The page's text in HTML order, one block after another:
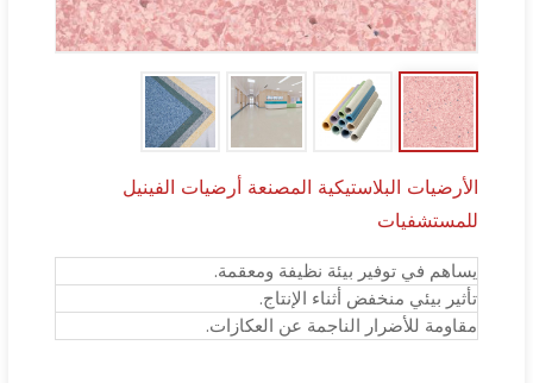
الأرضيات البلاستيكية المصنعة أرضيات الفينيل
للمستشفيات
يساهم في توفير بيئة نظيفة ومعقمة.
تأثير بيئي منخفض أثناء الإنتاج.
مقاومة للأضرار الناجمة عن العكازات.